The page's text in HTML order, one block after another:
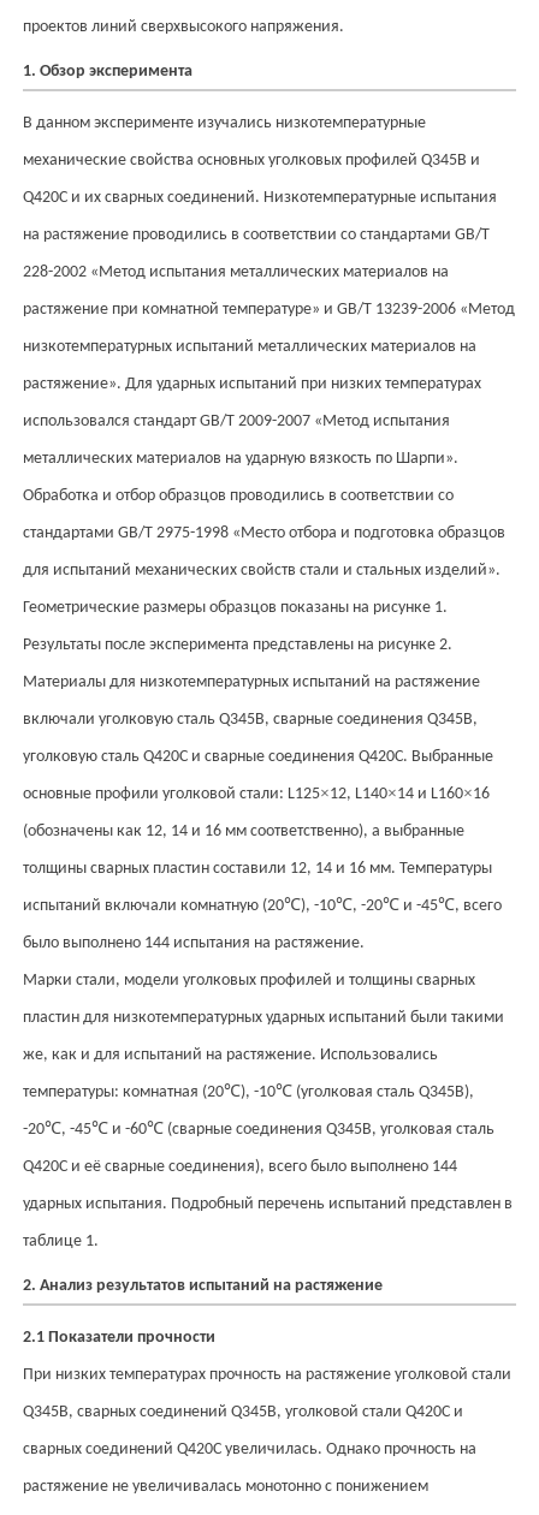
проектов линий сверхвысокого напряжения.
1. Обзор эксперимента
В данном эксперименте изучались низкотемпературные
механические свойства основных уголковых профилей Q345B и
Q420C и их сварных соединений. Низкотемпературные испытания
на растяжение проводились в соответствии со стандартами GB/T
228-2002 «Метод испытания металлических материалов на
растяжение при комнатной температуре» и GB/T 13239-2006 «Метод
низкотемпературных испытаний металлических материалов на
растяжение». Для ударных испытаний при низких температурах
использовался стандарт GB/T 2009-2007 «Метод испытания
металлических материалов на ударную вязкость по Шарпи».
Обработка и отбор образцов проводились в соответствии со
стандартами GB/T 2975-1998 «Место отбора и подготовка образцов
для испытаний механических свойств стали и стальных изделий».
Геометрические размеры образцов показаны на рисунке 1.
Результаты после эксперимента представлены на рисунке 2.
Материалы для низкотемпературных испытаний на растяжение
включали уголковую сталь Q345B, сварные соединения Q345B,
уголковую сталь Q420C и сварные соединения Q420C. Выбранные
основные профили уголковой стали: L125×12, L140×14 и L160×16
(обозначены как 12, 14 и 16 мм соответственно), а выбранные
толщины сварных пластин составили 12, 14 и 16 мм. Температуры
испытаний включали комнатную (20℃), -10℃, -20℃и -45℃, всего
было выполнено 144 испытания на растяжение.
Марки стали, модели уголковых профилей и толщины сварных
пластин для низкотемпературных ударных испытаний были такими
же, как и для испытаний на растяжение. Использовались
температуры: комнатная (20℃), -10℃(уголковая сталь Q345B),
-20℃, -45℃и -60℃(сварные соединения Q345B, уголковая сталь
Q420C и её сварные соединения), всего было выполнено 144
ударных испытания. Подробный перечень испытаний представлен в
таблице 1.
2. Анализ результатов испытаний на растяжение
2.1 Показатели прочности
При низких температурах прочность на растяжение уголковой стали
Q345B, сварных соединений Q345B, уголковой стали Q420C и
сварных соединений Q420C увеличилась. Однако прочность на
растяжение не увеличивалась монотонно с понижением